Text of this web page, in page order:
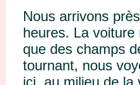
Nous arrivons
heures. La
que des champs
tournant, nous
ici, au milieu de la